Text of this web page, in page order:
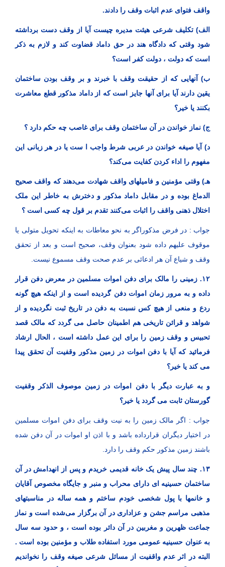
واقف فتوای عدم اثبات وقف را دادند.
الف) تکلیف شرعی هیئت مدیره چیست آیا از وقف دست برداشته
شود وقتی که دادگاه هند در حق داماد قضاوت کند و لازم به ذکر
است که دولت ، دولت کفر است؟
ب) آنهایی که از حقیقت وقف با خبرند و بر وقف بودن ساختمان
یقین دارند آیا برای آنها جایز است که از داماد مذکور قطع معاشرت
بکنند یا خیر؟
ج) نماز خواندن در آن ساختمان وقف برای غاصب چه حکم دارد ؟
د) آیا صیغه خواندن در عربی شرط واجب ا ست یا در هر زبانی این
مفهوم را اداء کردن کفایت می‌کند؟
هـ) وقتی مؤمنین و فامیلهای واقف شهادت می‌دهند که واقف صحیح
الدماغ بوده و در مقابل داماد مذکور و دخترش به خاطر این ملک
اختلال ذهنی واقف را اثبات می‌کنند تقدم بر قول چه کسی است ؟
جواب : در فرض مذکوراگر به نحو معاطات به اینکه تحویل متولی یا
موقوف علیهم داده شود بعنوان وقف، صحیح است و بعد از تحقق
وقف و شیاع آن هر ادعائی بر عدم صحت وقف مسموع نیست.
۱۲. زمینی را مالک برای دفن اموات مسلمین در معرض دفن قرار
داده و به مرور زمان اموات دفن گردیده است و از اینکه هیچ گونه
ردع و منعی از هیچ کس نسبت به دفن در تاریخ ثبت نگردیده و از
شواهد و قرائن تاریخی هم اطمینان حاصل می گردد که مالک قصد
تحبیس و وقف زمین را برای این عمل داشته است ، الحال ارشاد
فرمائید که آیا با دفن اموات در زمین مذکور وقفیت آن تحقق پیدا
می کند یا خیر؟
و به عبارت دیگر با دفن اموات در زمین موصوف الذکر وقفیت
گورستان ثابت می گردد یا خیر؟
جواب : اگر مالک زمین را به نیت وقف برای دفن اموات مسلمین
در اختیار دیگران قرارداده باشد و با اذن او اموات در آن دفن شده
باشند زمین مذکور حکم وقف را دارد.
۱۳. چند سال پیش یک خانه قدیمی خریدم و پس از انهدامش در آن
ساختمان حسینیه ای دارای محراب و منبر و جایگاه مخصوص آقایان
و خانمها با پول شخصی خودم ساختم و همه ساله در مناسبتهای
مذهبی مراسم جشن و عزاداری در آن برگزار می‌شده است و نماز
جماعت ظهرین و مغربین در آن دائر بوده است ، و حدود سه سال
به عنوان حسینیه عمومی مورد استفاده طلاب و مؤمنین بوده است .
البته در اثر عدم واقفیت از مسائل شرعی صیغه وقف را نخواندیم